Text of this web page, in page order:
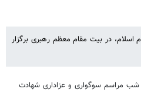
اسلام، در بیت مقام معظم رهبری برگزار
شب مراسم سوگواری و عزاداری شهادت